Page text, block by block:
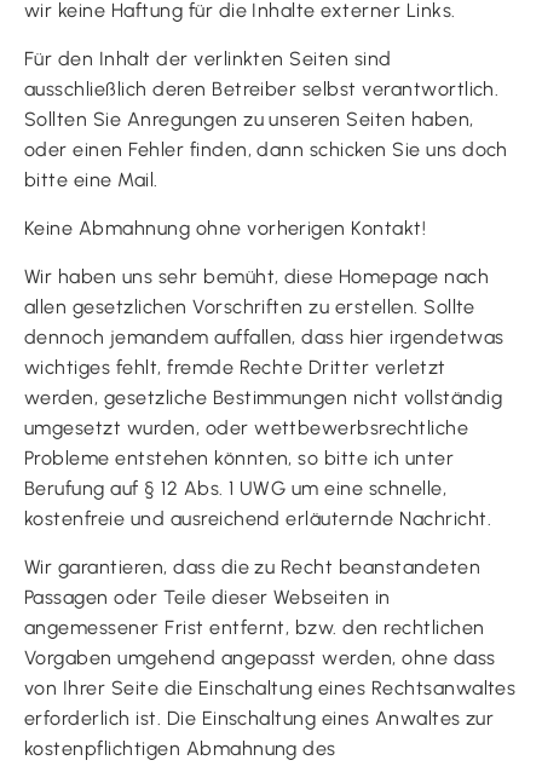
wir keine Haftung für die Inhalte externer Links.
Für den Inhalt der verlinkten Seiten sind
ausschließlich deren Betreiber selbst verantwortlich.
Sollten Sie Anregungen zu unseren Seiten haben,
oder einen Fehler finden, dann schicken Sie uns doch
bitte eine Mail.
Keine Abmahnung ohne vorherigen Kontakt!
Wir haben uns sehr bemüht, diese Homepage nach
allen gesetzlichen Vorschriften zu erstellen. Sollte
dennoch jemandem auffallen, dass hier irgendetwas
wichtiges fehlt, fremde Rechte Dritter verletzt
werden, gesetzliche Bestimmungen nicht vollständig
umgesetzt wurden, oder wettbewerbsrechtliche
Probleme entstehen könnten, so bitte ich unter
Berufung auf § 12 Abs. 1 UWG um eine schnelle,
kostenfreie und ausreichend erläuternde Nachricht.
Wir garantieren, dass die zu Recht beanstandeten
Passagen oder Teile dieser Webseiten in
angemessener Frist entfernt, bzw. den rechtlichen
Vorgaben umgehend angepasst werden, ohne dass
von Ihrer Seite die Einschaltung eines Rechtsanwaltes
erforderlich ist. Die Einschaltung eines Anwaltes zur
kostenpflichtigen Abmahnung des